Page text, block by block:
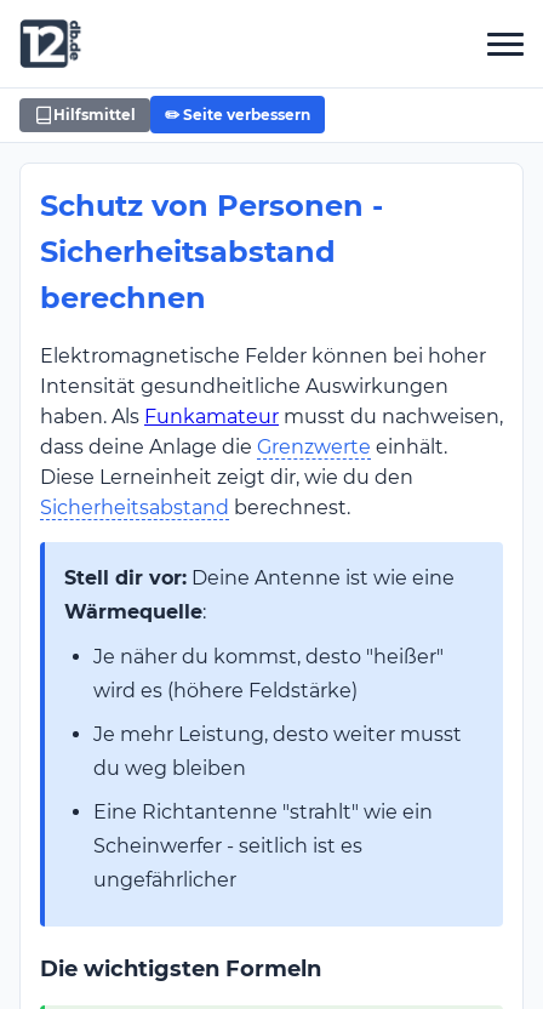
Hilfsmittel ✏️ Seite verbessern
Schutz von Personen -
Sicherheitsabstand
berechnen
Elektromagnetische Felder können bei hoher
Intensität gesundheitliche Auswirkungen
haben. Als Funkamateur musst du nachweisen,
dass deine Anlage die Grenzwerte einhält.
Diese Lerneinheit zeigt dir, wie du den
Sicherheitsabstand berechnest.
Stell dir vor: Deine Antenne ist wie eine
Wärmequelle:
Je näher du kommst, desto "heißer"
wird es (höhere Feldstärke)
Je mehr Leistung, desto weiter musst
du weg bleiben
Eine Richtantenne "strahlt" wie ein
Scheinwerfer - seitlich ist es
ungefährlicher
Die wichtigsten Formeln